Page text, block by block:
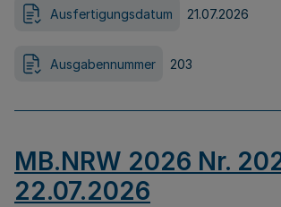
Ausfertigungsdatum 21.07.2026
Ausgabennummer 203
MB.NRW 2026 Nr.
22.07.2026